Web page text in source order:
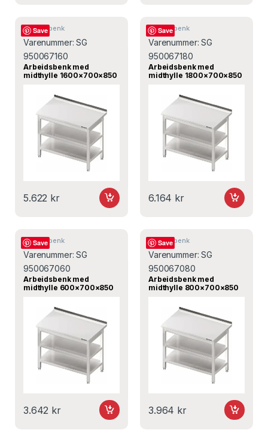
Save
Arbeidsbenk
Varenummer:SG
950067160
Arbeidsbenk med
midthylle 1600×700×850
5.622 kr
Save
Arbeidsbenk
Varenummer:SG
950067180
Arbeidsbenk med
midthylle 1800×700×850
6.164 kr
Save
Arbeidsbenk
Varenummer:SG
950067060
Arbeidsbenk med
midthylle 600×700×850
3.642 kr
Save
Arbeidsbenk
Varenummer:SG
950067080
Arbeidsbenk med
midthylle 800×700×850
3.964 kr